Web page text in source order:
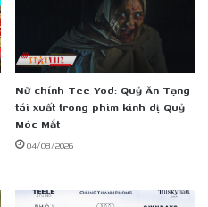
Nữ chính Tee Yod: Quỷ Ăn Tạng
tái xuất trong phim kinh dị Quỷ
Móc Mắt
04/08/2026